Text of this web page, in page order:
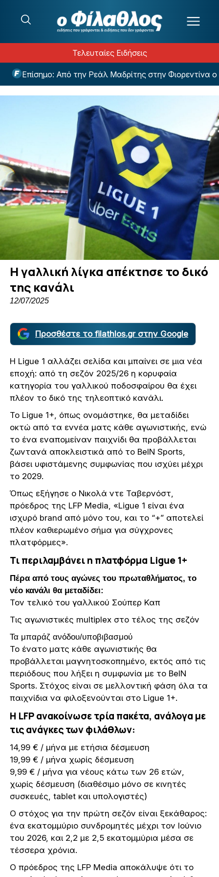
Τελευταίες Ειδήσεις
Επίσημο: Από την Ρεάλ Μαδρίτης στην Φιορεντίνα ο
Η γαλλική λίγκα απέκτησε το δικό
της κανάλι
12/07/2025
Προσθέστε το filathlos.gr στην Google
Η Ligue 1 αλλάζει σελίδα και μπαίνει σε μια νέα
εποχή: από τη σεζόν 2025/26 η κορυφαία
κατηγορία του γαλλικού ποδοσφαίρου θα έχει
πλέον το δικό της τηλεοπτικό κανάλι.
Το Ligue 1+, όπως ονομάστηκε, θα μεταδίδει
οκτώ από τα εννέα ματς κάθε αγωνιστικής, ενώ
το ένα εναπομείναν παιχνίδι θα προβάλλεται
ζωντανά αποκλειστικά από το BeIN Sports,
βάσει υφιστάμενης συμφωνίας που ισχύει μέχρι
το 2029.
Όπως εξήγησε ο Νικολά ντε Ταβερνόστ,
πρόεδρος της LFP Media, «Ligue 1 είναι ένα
ισχυρό brand από μόνο του, και το “+” αποτελεί
πλέον καθιερωμένο σήμα για σύγχρονες
πλατφόρμες».
Τι περιλαμβάνει η πλατφόρμα Ligue 1+
Πέρα από τους αγώνες του πρωταθλήματος, το
νέο κανάλι θα μεταδίδει:
Τον τελικό του γαλλικού Σούπερ Καπ
Τις αγωνιστικές multiplex στο τέλος της σεζόν
Τα μπαράζ ανόδου/υποβιβασμού
Το ένατο ματς κάθε αγωνιστικής θα
προβάλλεται μαγνητοσκοπημένο, εκτός από τις
περιόδους που λήξει η συμφωνία με το BeIN
Sports. Στόχος είναι σε μελλοντική φάση όλα τα
παιχνίδια να φιλοξενούνται στο Ligue 1+.
Η LFP ανακοίνωσε τρία πακέτα, ανάλογα με
τις ανάγκες των φιλάθλων:
14,99 € / μήνα με ετήσια δέσμευση
19,99 € / μήνα χωρίς δέσμευση
9,99 € / μήνα για νέους κάτω των 26 ετών,
χωρίς δέσμευση (διαθέσιμο μόνο σε κινητές
συσκευές, tablet και υπολογιστές)
Ο στόχος για την πρώτη σεζόν είναι ξεκάθαρος:
ένα εκατομμύριο συνδρομητές μέχρι τον Ιούνιο
του 2026, και 2,2 με 2,5 εκατομμύρια μέσα σε
τέσσερα χρόνια.
Ο πρόεδρος της LFP Media αποκάλυψε ότι το